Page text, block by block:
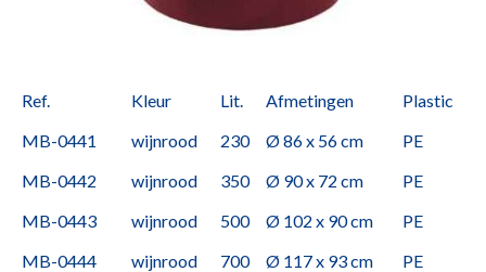
Ref. Kleur Lit. Afmetingen
Plastic
MB-0441
wijnrood 230 Ø 86 x 56 cm
PE
MB-0442
wijnrood 350 Ø 90 x 72 cm
PE
MB-0443
wijnrood 500 Ø 102 x 90 cm
PE
MB-0444
wijnrood 700 Ø 117 x 93 cm
PE